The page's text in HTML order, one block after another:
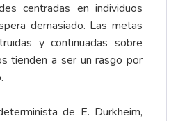
centradas en individuos
demasiado. Las metas
y continuadas sobre
tienden a ser un rasgo por
de E. Durkheim,